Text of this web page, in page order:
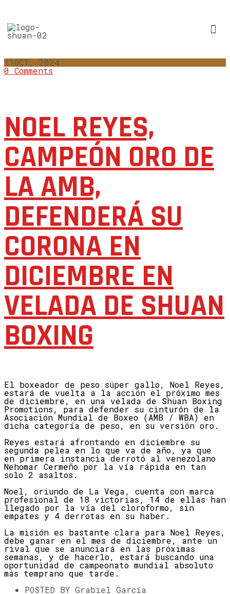
11 OCT, 2024
0 Comments
NOEL REYES,
CAMPEÓN ORO DE
LA AMB,
DEFENDERÁ SU
CORONA EN
DICIEMBRE EN
VELADA DE SHUAN
BOXING
El boxeador de peso súper gallo, Noel Reyes,
estará de vuelta a la acción el próximo mes
de diciembre, en una velada de Shuan Boxing
Promotions, para defender su cinturón de la
Asociación Mundial de Boxeo (AMB / WBA) en
dicha categoría de peso, en su versión oro.
Reyes estará afrontando en diciembre su
segunda pelea en lo que va de año, ya que
en primera instancia derrotó al venezolano
Nehomar Cermeño por la vía rápida en tan
solo 2 asaltos.
Noel, oriundo de La Vega, cuenta con marca
profesional de 18 victorias, 14 de ellas han
llegado por la vía del cloroformo, sin
empates y 4 derrotas en su haber.
La misión es bastante clara para Noel Reyes,
debe ganar en el mes de diciembre, ante un
rival que se anunciará en las próximas
semanas, y de hacerlo, estará buscando una
oportunidad de campeonato mundial absoluto
más temprano que tarde.
POSTED BY Grabiel García